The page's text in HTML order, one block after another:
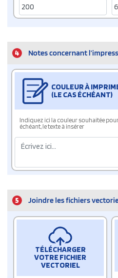
4 Notes concernant
COULEUR À
(LE CAS ÉCHÉANT)
Indiquez ici la couleur souhaitée
échéant, le texte à insérer
5 Joindre les fichiers
TÉLÉCHARGER
VOTRE FICHIER
VECTORIEL